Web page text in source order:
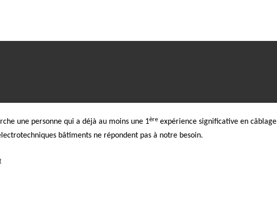
une personne qui a déjà au moins une 1ère expérience significative en câblage
bâtiments ne répondent pas à notre besoin.